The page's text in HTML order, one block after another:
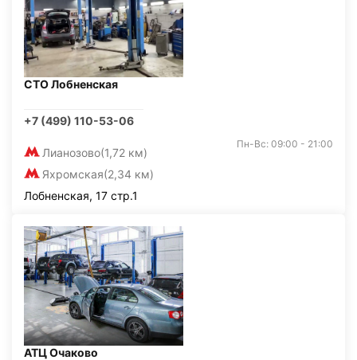
СТО Лобненская
+7 (499) 110-53-06
Лианозово(1,72 км)
Яхромская(2,34 км)
Пн-Вс: 09:00 - 21:00
Лобненская, 17 стр.1
АТЦ Очаково